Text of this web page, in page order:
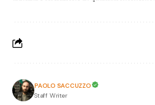
PAOLO SACCUZZO
Staff Writer